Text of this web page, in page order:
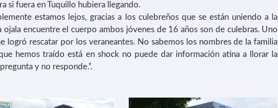
si fuera en Tuquillo hubiera llegando.
estamos lejos, gracias a los culebreños que se están uniendo a la
ojala encuentre el cuerpo ambos jóvenes de 16 años son de culebras. Uno
logró rescatar por los veraneantes. No sabemos los nombres de la familia
hemos traído está en shock no puede dar información atina a llorar la
y no responde.”.